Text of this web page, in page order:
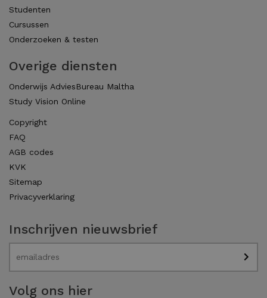
Studenten
Cursussen
Onderzoeken & testen
Overige diensten
Onderwijs AdviesBureau Maltha
Study Vision Online
Copyright
FAQ
AGB codes
KVK
Sitemap
Privacyverklaring
Inschrijven nieuwsbrief
Volg ons hier